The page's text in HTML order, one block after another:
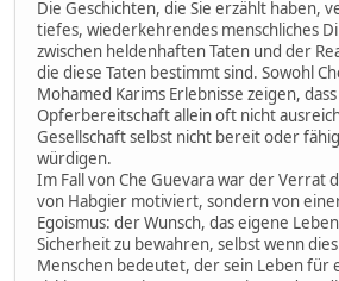
Die Geschichten, die Sie erzählt haben,
tiefes, wiederkehrendes menschliches
zwischen heldenhaften Taten und der
die diese Taten bestimmt sind. Sowohl
Mohamed Karims Erlebnisse zeigen,
Opferbereitschaft allein oft nicht
Gesellschaft selbst nicht bereit oder
würdigen.
Im Fall von Che Guevara war der Verrat
von Habgier motiviert, sondern von
Egoismus: der Wunsch, das eigene
Sicherheit zu bewahren, selbst wenn
Menschen bedeutet, der sein Leben für